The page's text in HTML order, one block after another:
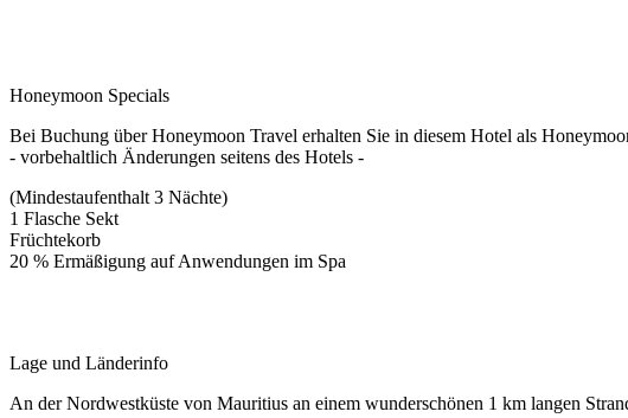
Honeymoon Specials
Bei Buchung über Honeymoon Travel erhalten Sie in diesem Hotel als
- vorbehaltlich Änderungen seitens des Hotels -
(Mindestaufenthalt 3 Nächte)
1 Flasche Sekt
Früchtekorb
20 % Ermäßigung auf Anwendungen im Spa
Lage und Länderinfo
An der Nordwestküste von Mauritius an einem wunderschönen 1 km langen